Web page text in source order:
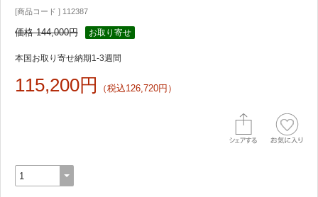
[商品コード ] 112387
価格 144,000円 お取り寄せ
本国お取り寄せ納期1-3週間
115,200円 （税込126,720円）